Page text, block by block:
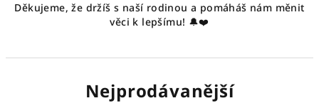
Děkujeme, že držíš s naší rodinou a pomáháš nám měnit
věci k lepšímu! 🔔❤️
Nejprodávanější